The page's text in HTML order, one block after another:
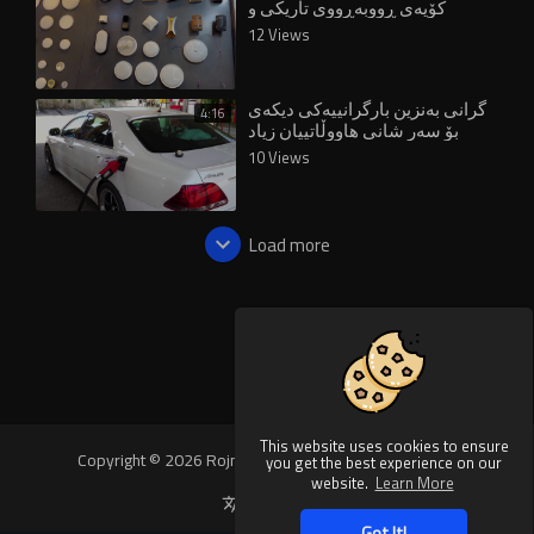
This website uses cookies to ensure
you get the best experience on our
website. Learn More
کۆیەی ڕووبەڕووی تاریکی و
بارگرانیی کردووەتەوە
12 Views
4:16 گرانی بەنزین بارگرانییەکی دیکەی
بۆ سەر شانی هاووڵاتییان زیاد
کردووە
10 Views
Load more
Copyright © 2026 Rojnews Video. All rights reserved.
Language